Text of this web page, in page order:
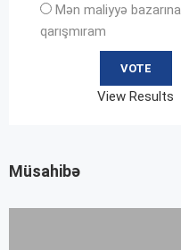
Mən maliyyə bazarına
qarışmıram
View Results
Müsahibə